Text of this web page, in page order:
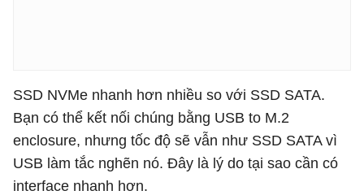
SSD NVMe nhanh hơn nhiều so với SSD SATA.
Bạn có thể kết nối chúng bằng USB to M.2
enclosure, nhưng tốc độ sẽ vẫn như SSD SATA vì
USB làm tắc nghẽn nó. Đây là lý do tại sao cần có
interface nhanh hơn.